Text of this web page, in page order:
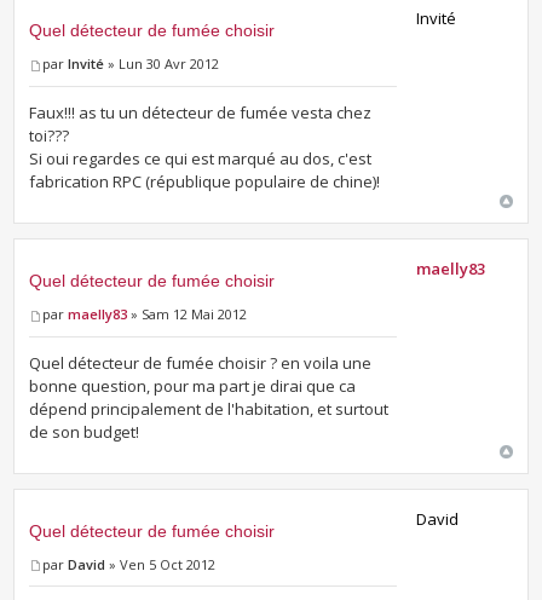
Quel détecteur de fumée choisir
parInvité » Lun 30 Avr 2012
Faux!!! as tu un détecteur de fumée vesta chez
toi???
Si oui regardes ce qui est marqué au dos, c'est
fabrication RPC (république populaire de chine)!
Invité
Quel détecteur de fumée choisir
parmaelly83 » Sam 12 Mai 2012
Quel détecteur de fumée choisir ? en voila une
bonne question, pour ma part je dirai que ca
dépend principalement de l'habitation, et surtout
de son budget!
maelly83
Quel détecteur de fumée choisir
parDavid » Ven 5 Oct 2012
David